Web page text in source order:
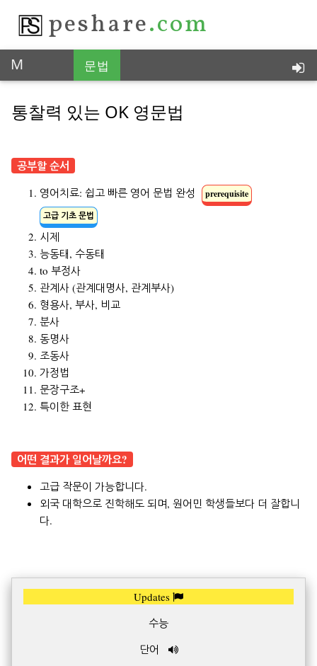
peshare.com
통찰력 있는 피이쉐어, 한국 No.1
M 문법
통찰력 있는 OK 영문법
공부할 순서
영어치료: 쉽고 빠른 영어 문법 완성
prerequisite
고급 기초 문법
시제
능동태, 수동태
to 부정사
관계사 (관계대명사, 관계부사)
형용사, 부사, 비교
분사
동명사
조동사
가정법
문장구조+
특이한 표현
어떤 결과가 일어날까요?
고급 작문이 가능합니다.
외국 대학으로 진학해도 되며, 원어민 학생들보다 더 잘합니
다.
Updates
수능
단어